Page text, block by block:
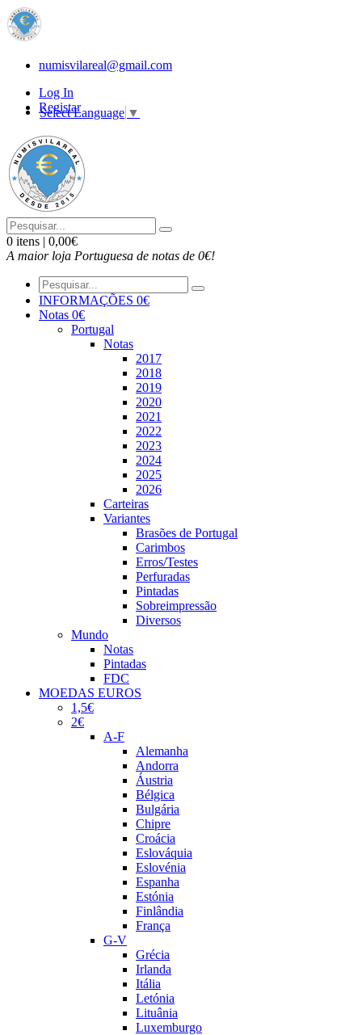
numisvilareal@gmail.com
Log In
Registar
Select Language ▼
0 itens | 0,00€
A maior loja Portuguesa de notas de 0€!
INFORMAÇÕES 0€
Notas 0€
Portugal
Notas
2017
2018
2019
2020
2021
2022
2023
2024
2025
2026
Carteiras
Variantes
Brasões de Portugal
Carimbos
Erros/Testes
Perfuradas
Pintadas
Sobreimpressão
Diversos
Mundo
Notas
Pintadas
FDC
MOEDAS EUROS
1,5€
2€
A-F
Alemanha
Andorra
Áustria
Bélgica
Bulgária
Chipre
Croácia
Eslováquia
Eslovénia
Espanha
Estónia
Finlândia
França
G-V
Grécia
Irlanda
Itália
Letónia
Lituânia
Luxemburgo